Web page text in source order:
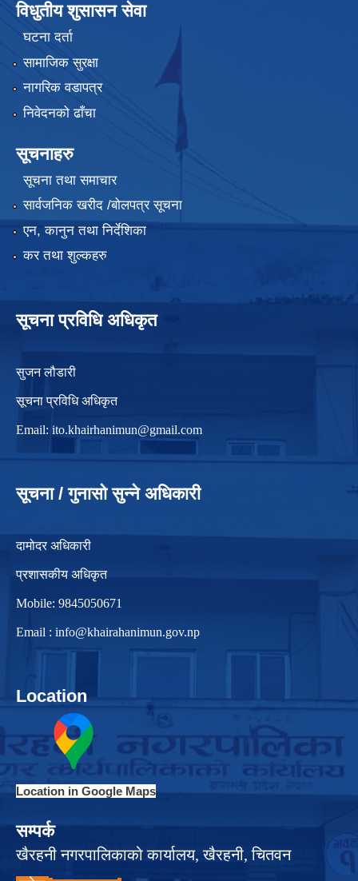
विधुतीय शुसासन सेवा
घटना दर्ता
सामाजिक सुरक्षा
नागरिक वडापत्र
निवेदनको ढाँचा
सूचनाहरु
सूचना तथा समाचार
सार्वजनिक खरीद /बोलपत्र सूचना
एन, कानुन तथा निर्देशिका
कर तथा शुल्कहरु
सूचना प्रविधि अधिकृत
सुजन लौडारी
सूचना प्रविधि अधिकृत
Email: ito.khairhanimun@gmail.com
सूचना / गुनासो सुन्ने अधिकारी
दामोदर अधिकारी
प्रशासकीय अधिकृत
Mobile: 9845050671
Email : info@khairahanimun.gov.np
Location
Location in Google Maps
सम्पर्क
खैरहनी नगरपालिकाको कार्यालय, खैरहनी, चितवन